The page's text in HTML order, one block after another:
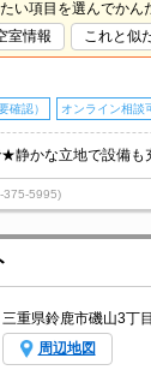
い項目を選んでかん
室情報 これと似
確認） オンライン相談
375-5995)
三重県鈴鹿市磯山3丁目
周辺地図